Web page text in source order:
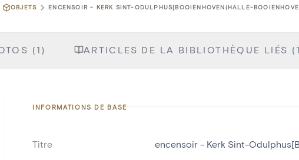
OBJETS ENCENSOIR - KERK SINT-ODULPHUS[BOOIENHOVEN(HALLE-
(1) ARTICLES DE LA BIBLIOTHÈQUE LIÉS
INFORMATIONS DE BASE
Titre encensoir - Kerk Sint-